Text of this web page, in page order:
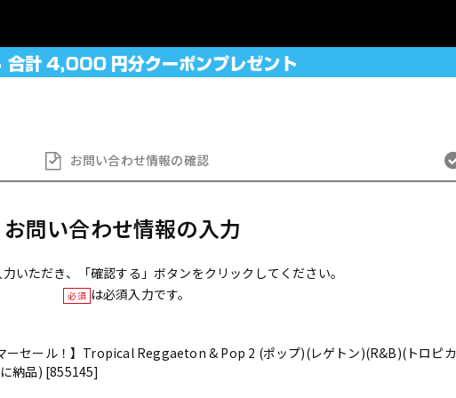
お問い合わせ情報の確認
お問い合わせ情報の入力
いただき、「確認する」ボタンをクリックしてください。
必須 は必須入力です。
ーセール！】Tropical Reggaeton & Pop 2 (ポップ)(レゲトン)(R&B)(トロピカ
納品) [855145]